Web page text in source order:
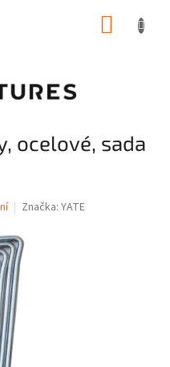
ocelové, sada
Značka: YATE